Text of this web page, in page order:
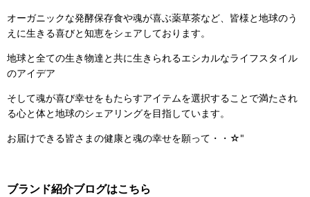
オーガニックな発酵保存食や魂が喜ぶ薬草茶など、皆様と地球のう
えに生きる喜びと知恵をシェアしております。
地球と全ての生き物達と共に生きられるエシカルなライフスタイル
のアイデア
そして魂が喜び幸せをもたらすアイテムを選択することで満たされ
る心と体と地球のシェアリングを目指しています。
お届けできる皆さまの健康と魂の幸せを願って・・☆"
ブランド紹介ブログはこちら